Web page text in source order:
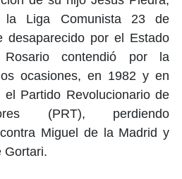
Liga Comunista 23 de
desaparecido por el Estado
contendió por la
ocasiones, en 1982 y en
el Partido Revolucionario de
(PRT), perdiendo
Miguel de la Madrid y
Gortari.